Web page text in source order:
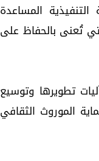
المساعدة
تُعنى بالحفاظ على
تطويرها وتوسيع
الموروث الثقافي